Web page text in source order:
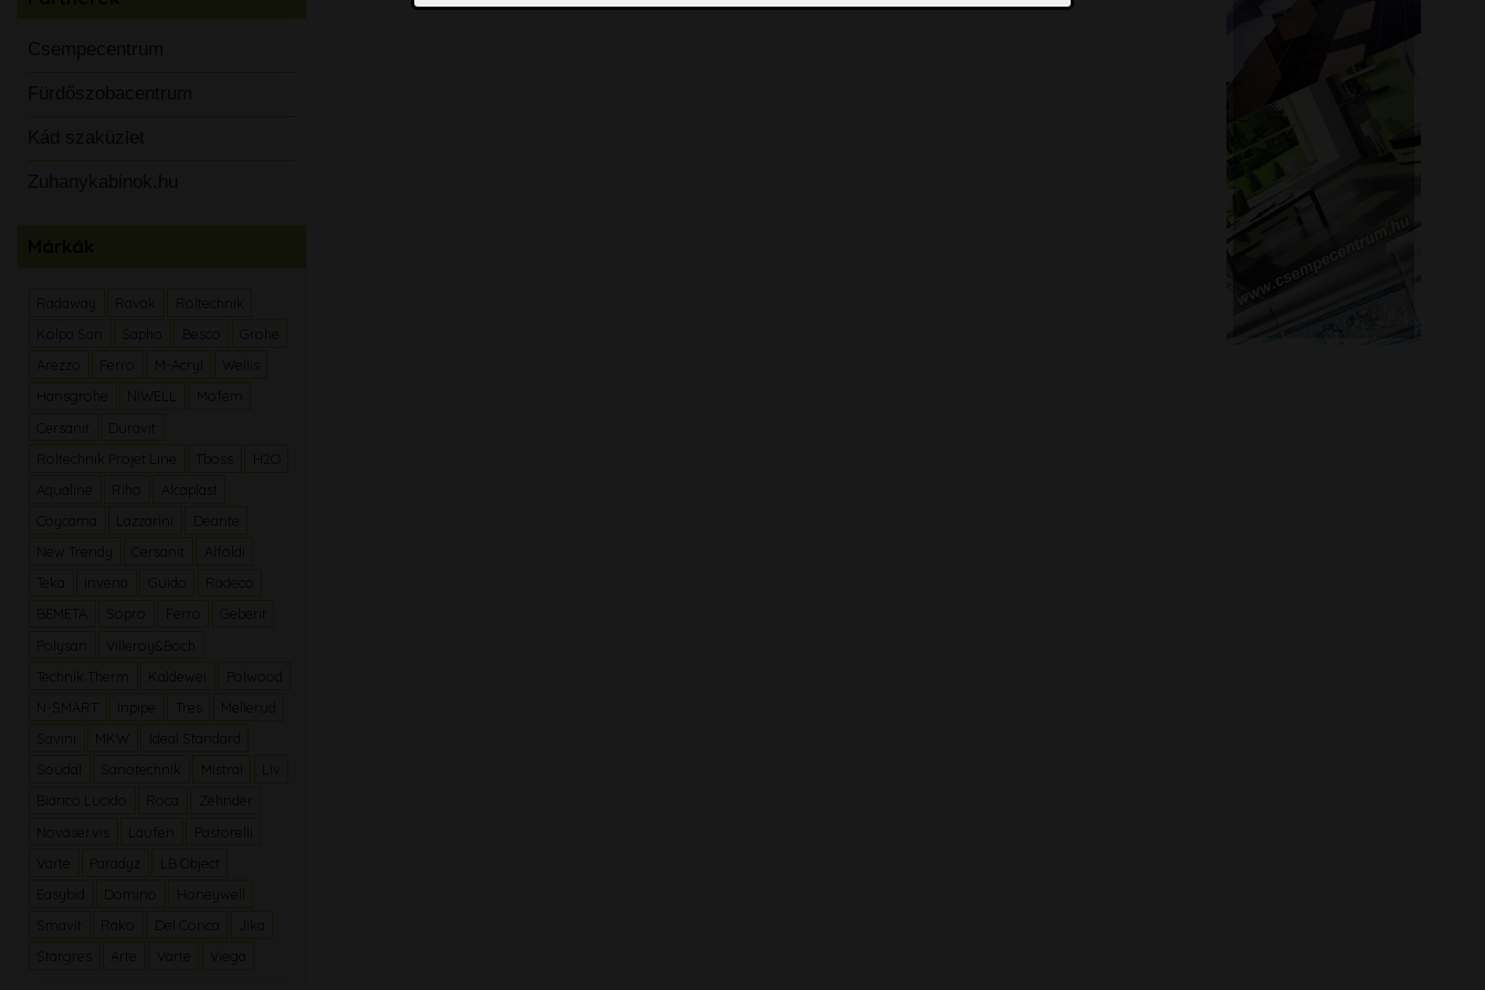
Csempecentrum
Fürdőszobacentrum
Kád szaküzlet
Zuhanykabinok.hu
Roltechnik
Kolpa San
Besco
Grohe
Arezzo
Ferro M-Acryl
Wellis
Hansgrohe
Mofém
Cersanit
Duravit
Roltechnik Projet Line
Tboss
H2O
Aqualine
Alcaplast
Deante
New Trendy
Cersanit
Alföldi
Teka
Invena
Radeco
BEMETA
Ferro
Geberit
Villeroy&Boch
Technik Therm
Kaldewei
N-SMART
Inpipe Tres
Mellerud
MKW
Ideal Standard
Sanotechnik Mistral
Bianco Lucido
Zehnder
Novaservis
Laufen
Pastorelli
Varte
LB Object
Honeywell
Smavit
Del Conca
Stargres
Arte Varte Viega